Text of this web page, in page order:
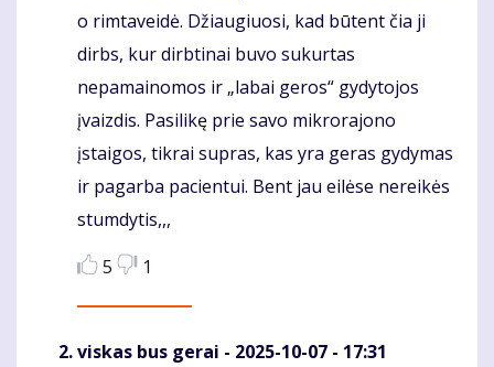
o rimtaveidė. Džiaugiuosi, kad būtent čia ji
dirbs, kur dirbtinai buvo sukurtas
nepamainomos ir „labai geros“ gydytojos
įvaizdis. Pasilikę prie savo mikrorajono
įstaigos, tikrai supras, kas yra geras gydymas
ir pagarba pacientui. Bent jau eilėse nereikės
stumdytis,,,
5
1
viskas bus gerai - 2025-10-07 - 17:31